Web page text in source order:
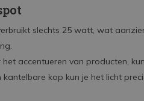
slechts 25 watt, wat
accentueren van producten,
kop kun je het licht